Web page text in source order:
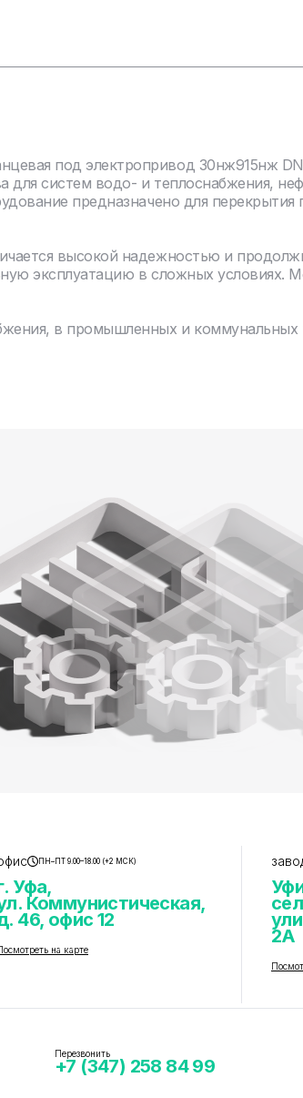
под электропривод 30нж915нж
систем водо- и теплоснабжения,
предназначено для
высокой надежностью и
эксплуатацию в сложных условиях.
в промышленных и коммунальных
ПН–ПТ 9.00–18.00 (+2 МСК)
Уфа,
Коммунистическая,
46, офис 12
на карте
2А
Перезвонить
+7 (347) 258 84 99